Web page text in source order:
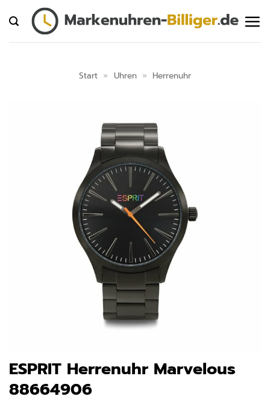
Inhalt
springen
Start » Uhren » Herrenuhr
ESPRIT Herrenuhr Marvelous
88664906